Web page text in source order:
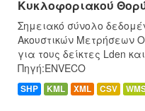
Κυκλοφοριακού
Σημειακό σύνολο
Ακουστικών Μετρήσεων
για τους δείκτες Lden
Πηγή:ENVECO
SHP KML XML CSV